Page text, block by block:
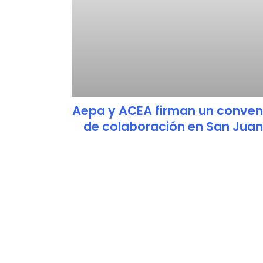
Aepa y ACEA firman un
de colaboración en San Juan